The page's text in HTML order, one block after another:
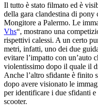
Il tutto è stato filmato ed è
della gara clandestina di
Mongitore a Palermo. Le
Vhs“, mostrano una
rispettivi calessi. A un certo
metri, infatti, uno dei due
evitare l’impatto con un’auto
violentissimo dopo il quale il
Anche l’altro sfidante è finito
dopo avere visionato le
per identificare i due sfidanti
scooter.